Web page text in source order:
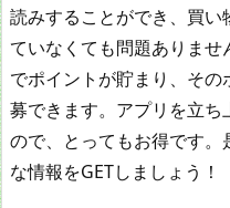
読みすることができ、買
ていなくても問題ありま
でポイントが貯まり、そ
募できます。アプリを立
ので、とってもお得です
な情報をGETしましょう！